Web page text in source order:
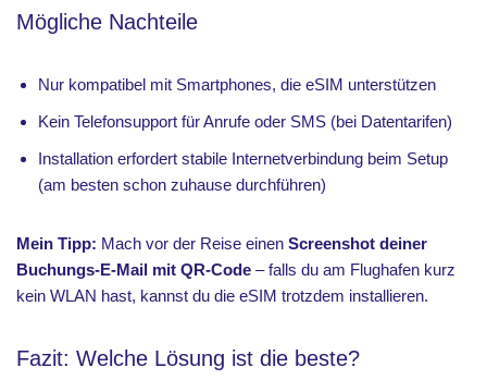
Mögliche Nachteile
Nur kompatibel mit Smartphones, die eSIM unterstützen
Kein Telefonsupport für Anrufe oder SMS (bei Datentarifen)
Installation erfordert stabile Internetverbindung beim Setup
(am besten schon zuhause durchführen)
Mein Tipp: Mach vor der Reise einen Screenshot deiner
Buchungs-E-Mail mit QR-Code – falls du am Flughafen kurz
kein WLAN hast, kannst du die eSIM trotzdem installieren.
Fazit: Welche Lösung ist die beste?